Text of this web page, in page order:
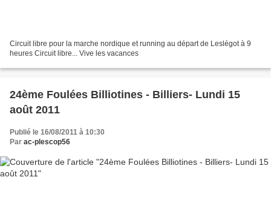
Circuit libre pour la marche nordique et running au départ de Leslégot à 9
heures Circuit libre... Vive les vacances
24ème Foulées Billiotines - Billiers- Lundi 15
août 2011
Publié le 16/08/2011 à 10:30
Par ac-plescop56